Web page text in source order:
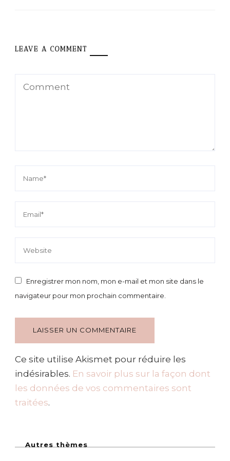
LEAVE A COMMENT
Enregistrer mon nom, mon e-mail et mon site dans le
navigateur pour mon prochain commentaire.
Ce site utilise Akismet pour réduire les
indésirables. En savoir plus sur la façon dont
les données de vos commentaires sont
traitées.
Autres thèmes